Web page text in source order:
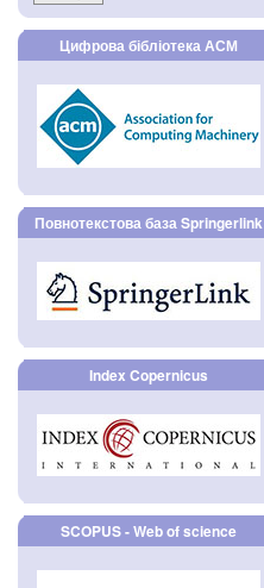
Цифрова бібліотека АСМ
Повнотекстова база Springerlink
Index Copernicus
SCOPUS - Web of science